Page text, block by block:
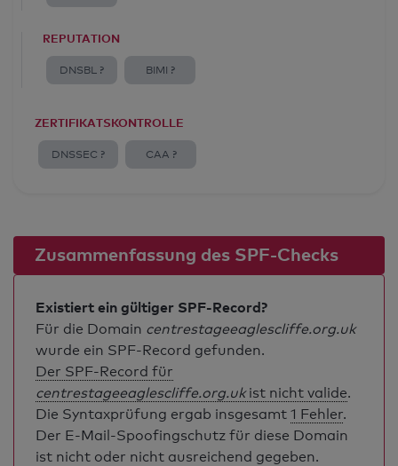
REPUTATION
DNSBL ? BIMI ?
ZERTIFIKATSKONTROLLE
DNSSEC ? CAA ?
Zusammenfassung des SPF-Checks
Existiert ein gültiger SPF-Record?
Für die Domain centrestageeaglescliffe.org.uk
wurde ein SPF-Record gefunden.
Der SPF-Record für
centrestageeaglescliffe.org.ukist nicht valide.
Die Syntaxprüfung ergab insgesamt 1 Fehler.
Der E-Mail-Spoofingschutz für diese Domain
ist nicht oder nicht ausreichend gegeben.